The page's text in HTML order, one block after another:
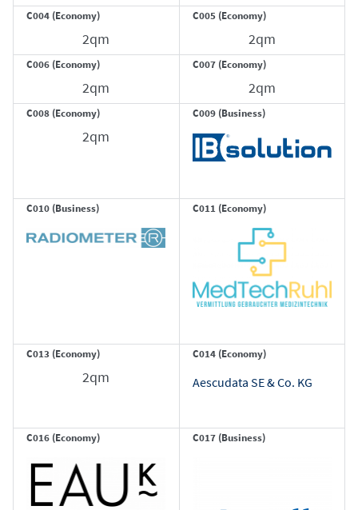
C004 (Economy)
2qm
C005 (Economy)
2qm
C006 (Economy)
2qm
C007 (Economy)
2qm
C008 (Economy)
2qm
C009 (Business)
C010 (Business) C011 (Economy)
C013 (Economy)
2qm
C014 (Economy)
Aescudata SE & Co. KG
C016 (Economy) C017 (Business)